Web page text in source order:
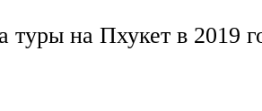
на Пхукет в 2019